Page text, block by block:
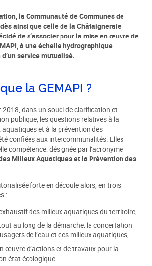
la Communauté de Communes de
ainsi que celle de la Châtaigneraie
de s’associer pour la mise en œuvre de
à une échelle hydrographique
service mutualisé.
la GEMAPI ?
2018, dans un souci de clarification et
publique, les questions relatives à la
aquatiques et à la prévention des
confiées aux intercommunalités. Elles
compétence, désignée par l’acronyme
Milieux Aquatiques et la Prévention des
forte en découle alors, en trois
:
des milieux aquatiques du territoire,
au long de la démarche, la concertation
de l’eau et des milieux aquatiques,
œuvre d’actions et de travaux pour la
état écologique.